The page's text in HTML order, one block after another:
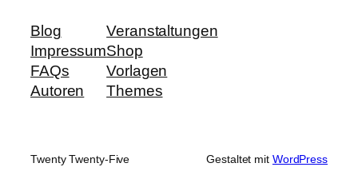
Blog
Impressum
FAQs
Autoren
Veranstaltungen
Shop
Vorlagen
Themes
Twenty Twenty-Five Gestaltet mit WordPress